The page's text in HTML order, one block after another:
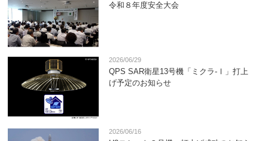
令和８年度安全大会
2026/06/29
QPS SAR衛星13号機「ミクラ-Ⅰ」打上
げ予定のお知らせ
2026/06/16